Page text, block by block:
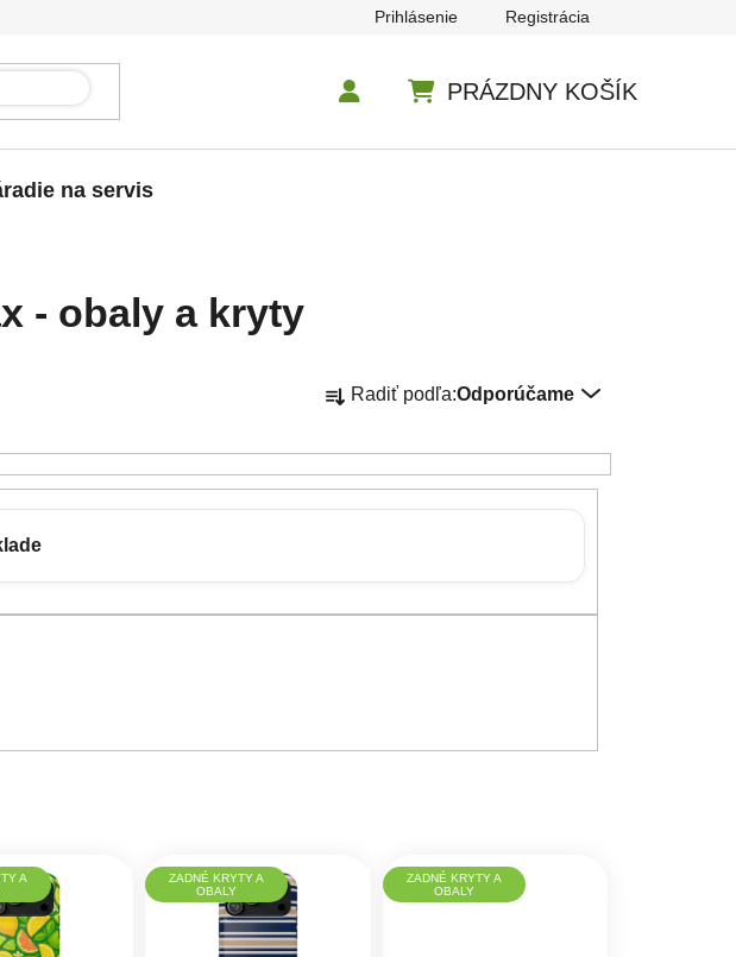
Prihlásenie Registrácia
PRÁZDNY KOŠÍK
na servis
- obaly a kryty
Radiť podľa:Odporúčame
A
ZADNÉ KRYTY A
OBALY
ZADNÉ KRYTY A
OBALY